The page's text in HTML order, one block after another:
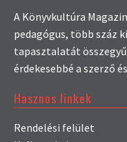
A Könyvkultúra
pedagógus, több száz
tapasztalatát
érdekesebbé a szerző
Hasznos linkek
Rendelési felület